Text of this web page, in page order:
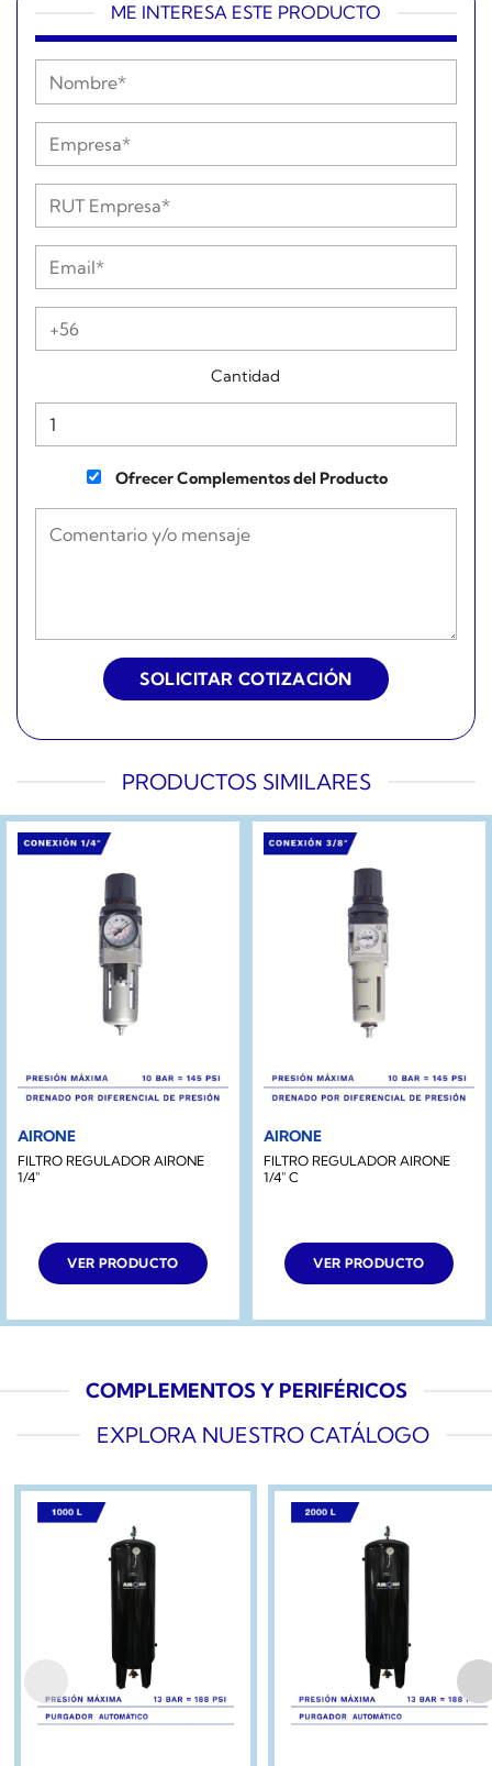
ME INTERESA ESTE PRODUCTO
Cantidad
Ofrecer Complementos del Producto
PRODUCTOS SIMILARES
AIRONE
FILTRO REGULADOR AIRONE
1/4″
VER PRODUCTO
AIRONE
FILTRO REGULADOR AIRONE
1/4″ C
VER PRODUCTO
COMPLEMENTOS Y PERIFÉRICOS
EXPLORA NUESTRO CATÁLOGO